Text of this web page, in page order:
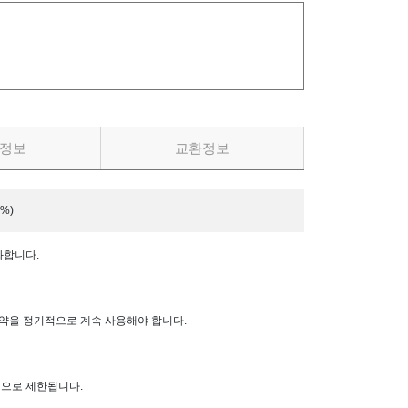
보 교환정보
합니다.
을 정기적으로 계속 사용해야 합니다.
로 제한됩니다.